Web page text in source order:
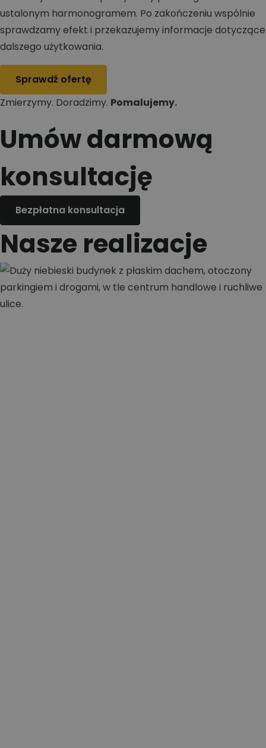
ustalonym harmonogramem. Po zakończeniu wspólnie
sprawdzamy efekt i przekazujemy informacje dotyczące
dalszego użytkowania.
Sprawdź ofertę
Zmierzymy. Doradzimy. Pomalujemy.
Umów darmową
konsultację
Bezpłatna konsultacja
Nasze realizacje